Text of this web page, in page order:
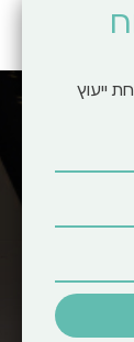
ייעוץ